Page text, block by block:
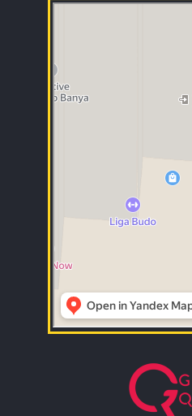
Гранд Квест